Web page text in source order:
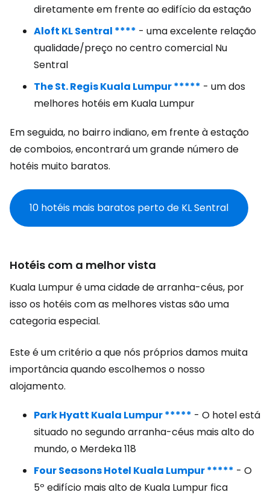
diretamente em frente ao edifício da estação
Aloft KL Sentral **** - uma excelente relação
qualidade/preço no centro comercial Nu
Sentral
The St. Regis Kuala Lumpur ***** - um dos
melhores hotéis em Kuala Lumpur
Em seguida, no bairro indiano, em frente à estação
de comboios, encontrará um grande número de
hotéis muito baratos.
10 hotéis mais baratos perto de KL Sentral
Hotéis com a melhor vista
Kuala Lumpur é uma cidade de arranha-céus, por
isso os hotéis com as melhores vistas são uma
categoria especial.
Este é um critério a que nós próprios damos muita
importância quando escolhemos o nosso
alojamento.
Park Hyatt Kuala Lumpur ***** - O hotel está
situado no segundo arranha-céus mais alto do
mundo, o Merdeka 118
Four Seasons Hotel Kuala Lumpur ***** - O
5º edifício mais alto de Kuala Lumpur fica